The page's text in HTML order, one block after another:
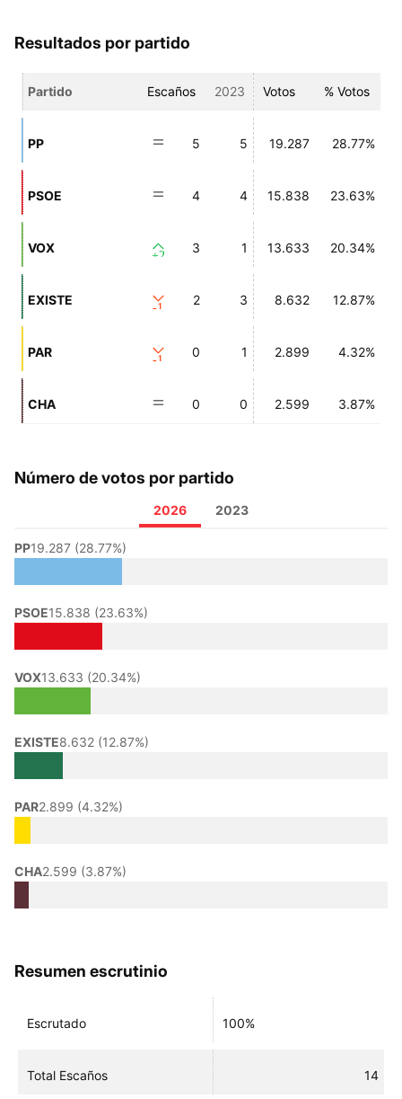
Resultados por partido
Partido Escaños 2023 Votos % Votos
PP 5 5 19.287 28.77%
PSOE 4 4 15.838 23.63%
VOX +2 3 1 13.633 20.34%
EXISTE -1 2 3 8.632 12.87%
PAR -1 0 1 2.899 4.32%
CHA 0 0 2.599 3.87%
Número de votos por partido
2026 2023
PP19.287 (28.77%)
PSOE15.838 (23.63%)
VOX13.633 (20.34%)
EXISTE8.632 (12.87%)
PAR2.899 (4.32%)
CHA2.599 (3.87%)
Resumen escrutinio
Escrutado 100%
Total Escaños 14